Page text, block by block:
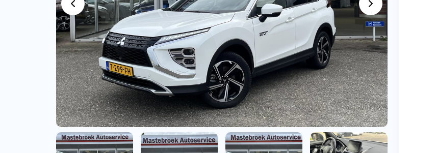
Bedrijfswagens
Bekijk alle bedrijfswagens
Budgetwagens
Bekijk alle budgetwagens
BMW
(2000+ auto's)
Jouw aanvraag
Vragen over jouw aanvraag
Leasevormen
Vragen over leasevormen